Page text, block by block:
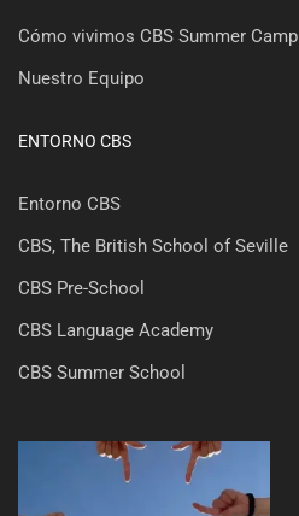
Cómo vivimos CBS Summer Camp
Nuestro Equipo
ENTORNO CBS
Entorno CBS
CBS, The British School of Seville
CBS Pre-School
CBS Language Academy
CBS Summer School